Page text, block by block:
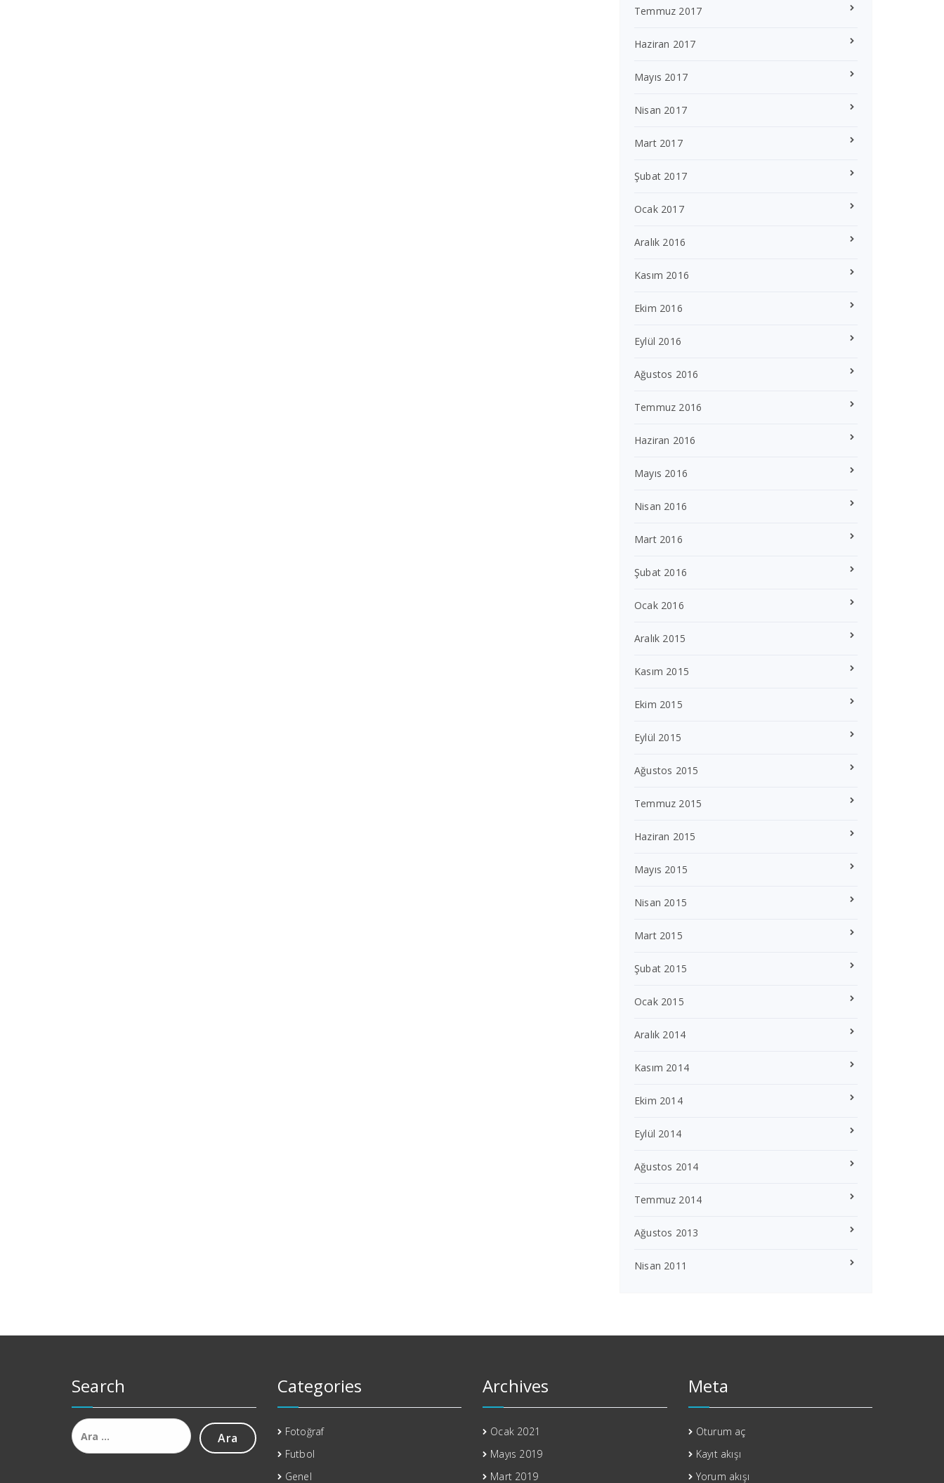
Temmuz 2017
Haziran 2017
Mayıs 2017
Nisan 2017
Mart 2017
Şubat 2017
Ocak 2017
Aralık 2016
Kasım 2016
Ekim 2016
Eylül 2016
Ağustos 2016
Temmuz 2016
Haziran 2016
Mayıs 2016
Nisan 2016
Mart 2016
Şubat 2016
Ocak 2016
Aralık 2015
Kasım 2015
Ekim 2015
Eylül 2015
Ağustos 2015
Temmuz 2015
Haziran 2015
Mayıs 2015
Nisan 2015
Mart 2015
Şubat 2015
Ocak 2015
Aralık 2014
Kasım 2014
Ekim 2014
Eylül 2014
Ağustos 2014
Temmuz 2014
Ağustos 2013
Nisan 2011
Search
Arama:
Categories
Fotoğraf
Futbol
Genel
Archives
Ocak 2021
Mayıs 2019
Mart 2019
Meta
Oturum aç
Kayıt akışı
Yorum akışı